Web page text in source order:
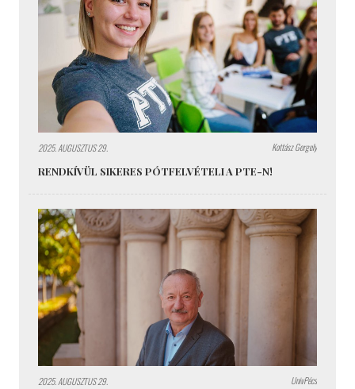
2025. AUGUSZTUS 29. Kottász Gergely
RENDKÍVÜL SIKERES PÓTFELVÉTELI A PTE-N!
2025. AUGUSZTUS 29. UnivPécs